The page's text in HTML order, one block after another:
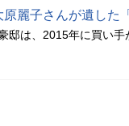
麗子さんが遺した
邸は、2015年に買い手